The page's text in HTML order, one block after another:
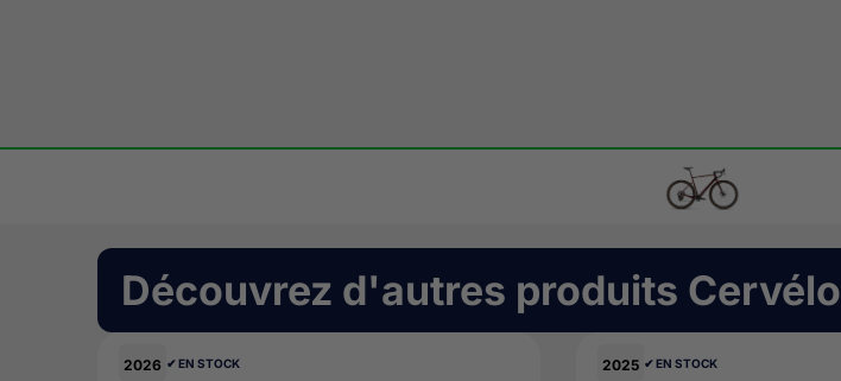
Découvrez d'autres produits Cervélo
2026 ✔︎ EN STOCK 2025 ✔︎ EN STOCK